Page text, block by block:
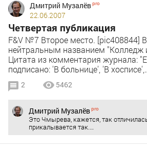
Дмитрий Музалёв
22.06.2007
Четвертая публикация
F&V №7 Второе место. [pic408844]
нейтральным названием "Колледж
Цитата из комментария журнала:
подписано: 'В больнице', 'В
2 5462
Дмитрий Музалёв
Это Чмырева, кажется, так
прикалывается так.…